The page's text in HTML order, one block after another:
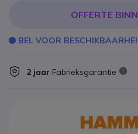
OFFERTE
BEL VOOR
2 jaar Fabrieksgarantie